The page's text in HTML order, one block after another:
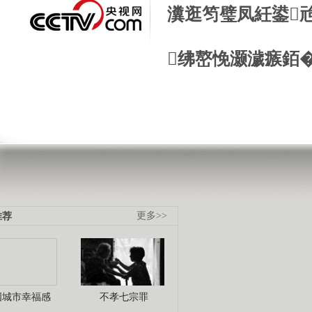
瀵逛笉璧凤紝鍙
绋嶅悗灏濊瘯銆
更多>>
荐
城市幸福感 不孝七宗罪